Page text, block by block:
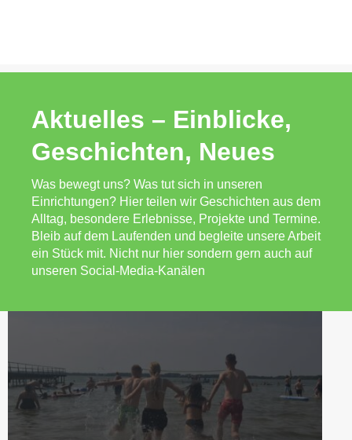
Aktuelles – Einblicke,
Geschichten, Neues
Was bewegt uns? Was tut sich in unseren
Einrichtungen? Hier teilen wir Geschichten aus dem
Alltag, besondere Erlebnisse, Projekte und Termine.
Bleib auf dem Laufenden und begleite unsere Arbeit
ein Stück mit. Nicht nur hier sondern gern auch auf
unseren Social-Media-Kanälen